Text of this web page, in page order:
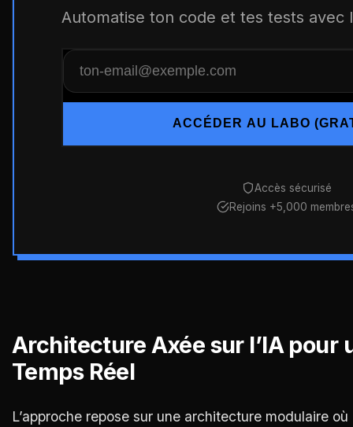
Automatise ton code et tes tests avec
ACCÉDER AU LABO
Accès sécurisé
Rejoins +5,000
Architecture Axée sur l’IA pour
Temps Réel
L’approche repose sur une architecture modulaire